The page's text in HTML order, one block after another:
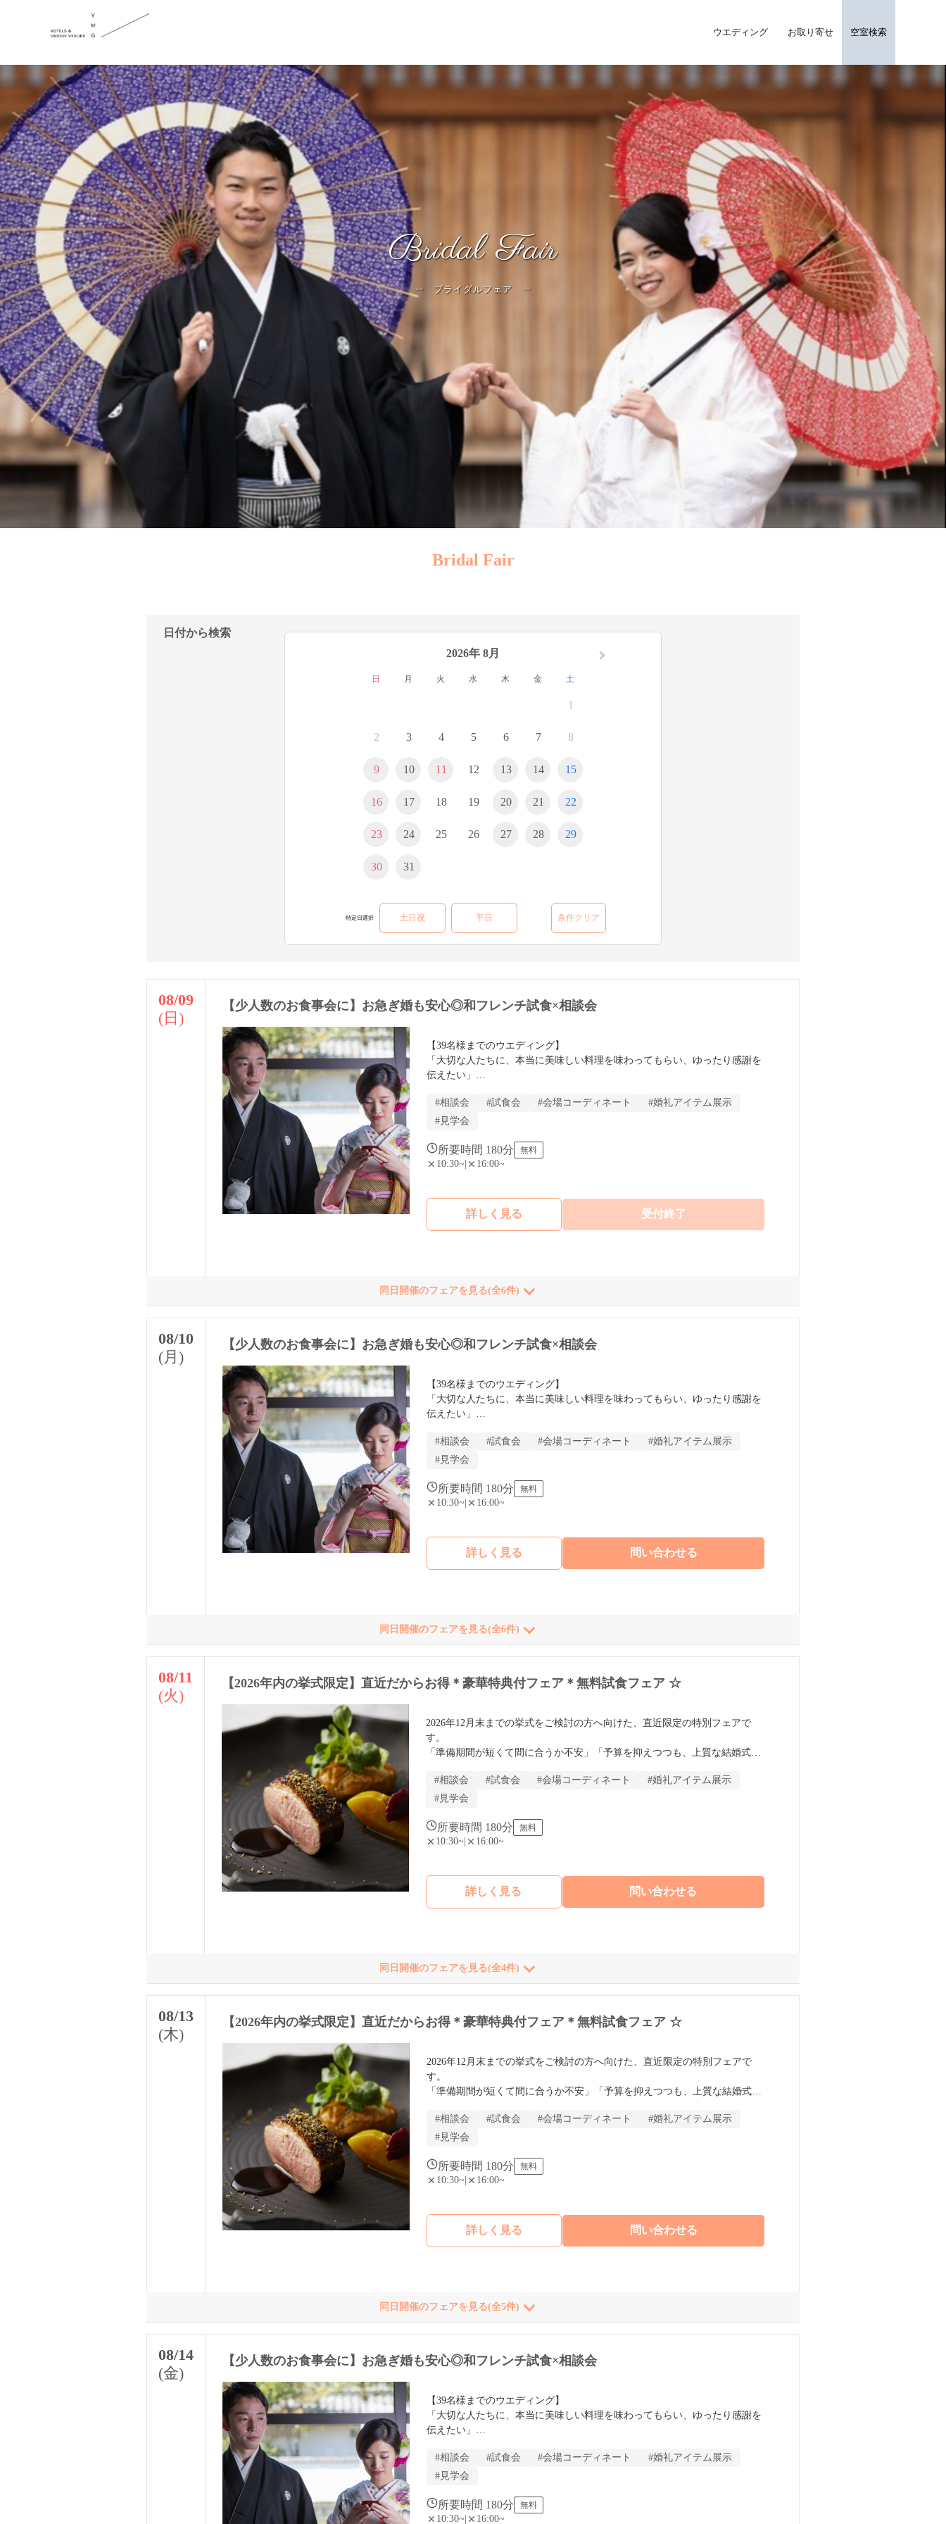
空室検索
ウエディング お取り寄せ
Bridal Fair
─ ブライダルフェア ─
Bridal Fair
日付から検索
2026年 8月
日 月 火 水 木 金 土
1
2 3 4 5 6 7 8
9 10 11 12 13 14 15
16 17 18 19 20 21 22
23 24 25 26 27 28 29
30 31
特定日選択 土日祝 平日 条件クリア
08/09
(日)
【少人数のお食事会に】お急ぎ婚も安心◎和フレンチ試食×相談会
【39名様までのウエディング】
「大切な人たちに、本当に美味しい料理を味わってもらい、ゆったり感謝を
伝えたい」
ディング専用の相談会です。派手な演出ではなく、大切な家族との時間を1
番に考えたいおふたりは、ぜひお気軽にご参加ください。
#相談会 #試食会 #会場コーディネート
#婚礼アイテム展示
#見学会
所要時間 180分 無料
10:30~ 16:00~
詳しく見る 受付終了
同日開催のフェアを見る(全6件)
08/10
(月)
【少人数のお食事会に】お急ぎ婚も安心◎和フレンチ試食×相談会
【39名様までのウエディング】
「大切な人たちに、本当に美味しい料理を味わってもらい、ゆったり感謝を
伝えたい」
ディング専用の相談会です。派手な演出ではなく、大切な家族との時間を1
番に考えたいおふたりは、ぜひお気軽にご参加ください。
#相談会 #試食会 #会場コーディネート
#婚礼アイテム展示
#見学会
所要時間 180分 無料
10:30~ 16:00~
詳しく見る 問い合わせる
同日開催のフェアを見る(全6件)
08/11
(火)
【2026年内の挙式限定】直近だからお得＊豪華特典付フェア＊無料試食フェア ☆
2026年12月末までの挙式をご検討の方へ向けた、直近限定の特別フェアで
す。
「準備期間が短くて間に合うか不安」「予算を抑えつつも、上質な結婚式を
ュールをご提案。直近だけの特別な「豪華特典」もご用意してお待ちしてお
ります。
#相談会 #試食会 #会場コーディネート
#婚礼アイテム展示
#見学会
所要時間 180分 無料
10:30~ 16:00~
詳しく見る 問い合わせる
同日開催のフェアを見る(全4件)
08/13
(木)
【2026年内の挙式限定】直近だからお得＊豪華特典付フェア＊無料試食フェア ☆
2026年12月末までの挙式をご検討の方へ向けた、直近限定の特別フェアで
す。
「準備期間が短くて間に合うか不安」「予算を抑えつつも、上質な結婚式を
ュールをご提案。直近だけの特別な「豪華特典」もご用意してお待ちしてお
ります。
#相談会 #試食会 #会場コーディネート
#婚礼アイテム展示
#見学会
所要時間 180分 無料
10:30~ 16:00~
詳しく見る 問い合わせる
同日開催のフェアを見る(全5件)
08/14
(金)
【少人数のお食事会に】お急ぎ婚も安心◎和フレンチ試食×相談会
【39名様までのウエディング】
「大切な人たちに、本当に美味しい料理を味わってもらい、ゆったり感謝を
伝えたい」
ディング専用の相談会です。派手な演出ではなく、大切な家族との時間を1
番に考えたいおふたりは、ぜひお気軽にご参加ください。
#相談会 #試食会 #会場コーディネート
#婚礼アイテム展示
#見学会
所要時間 180分 無料
10:30~ 16:00~